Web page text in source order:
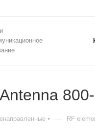
— RF